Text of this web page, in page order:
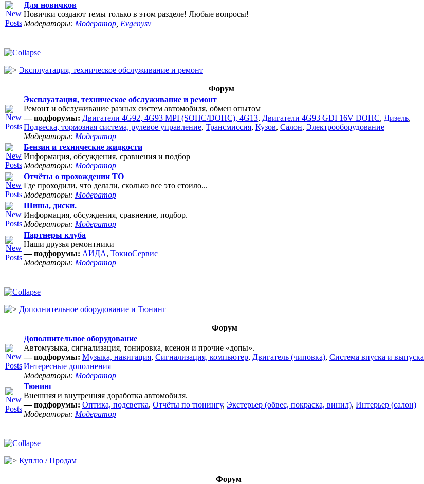
Для новичков
Новички создают темы только в этом разделе! Любые вопросы!
Модераторы: Модератор Evgenysv
Эксплуатация, техническое обслуживание и ремонт
Форум
Эксплуатация, техническое обслуживание и ремонт
Ремонт и обслуживание разных систем автомобиля, обмен опытом
— подфорумы: Двигатели 4G92, 4G93 MPI (SOHC/DOHC), 4G13, Двигатели 4G93 GDI 16V DOHC, Дизель,
Подвеска, тормозная система, рулевое управление, Трансмиссия, Кузов, Салон, Электрооборудование
Модераторы: Модератор
Бензин и технические жидкости
Информация, обсуждения, сравнения и подбор
Модераторы: Модератор
Отчёты о прохождении ТО
Где проходили, что делали, сколько все это стоило...
Модераторы: Модератор
Шины, диски.
Информация, обсуждения, сравнение, подбор.
Модераторы: Модератор
Партнеры клуба
Наши друзья ремонтники
— подфорумы: АИДА, ТокиоСервис
Модераторы: Модератор
Дополнительное оборудование и Тюнинг
Форум
Дополнительное оборудование
Автомузыка, сигнализация, тонировка, ксенон и прочие «допы».
— подфорумы: Музыка, навигация, Сигнализация, компьютер, Двигатель (чиповка), Система впуска и выпуска
Интересные дополнения
Модераторы: Модератор
Тюнинг
Внешняя и внутренняя доработка автомобиля.
— подфорумы: Оптика, подсветка, Отчёты по тюнингу, Экстерьер (обвес, покраска, винил), Интерьер (салон)
Модераторы: Модератор
Куплю / Продам
Форум